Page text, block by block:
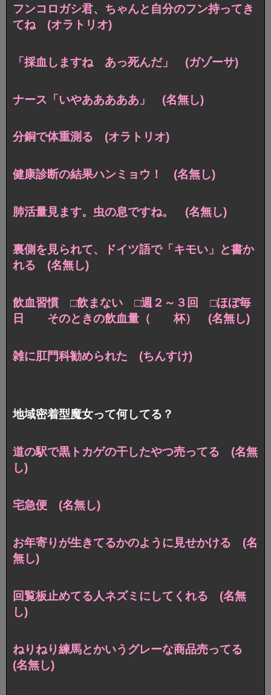
フンコロガシ君、ちゃんと自分のフン持ってき
てね (オラトリオ)
「採血しますね あっ死んだ」 (ガゾーサ)
ナース「いやあああああ」 (名無し)
分銅で体重測る (オラトリオ)
健康診断の結果ハンミョウ！ (名無し)
肺活量見ます。虫の息ですね。 (名無し)
裏側を見られて、ドイツ語で「キモい」と書か
れる (名無し)
飲血習慣 □飲まない □週２～３回 □ほぼ毎
日 そのときの飲血量（ 杯） (名無し)
雑に肛門科勧められた (ちんすけ)
地域密着型魔女って何してる？
道の駅で黒トカゲの干したやつ売ってる (名無
し)
宅急便 (名無し)
お年寄りが生きてるかのように見せかける (名
無し)
回覧板止めてる人ネズミにしてくれる (名無
し)
ねりねり練馬とかいうグレーな商品売ってる
(名無し)